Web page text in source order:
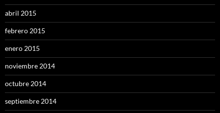
abril 2015
febrero 2015
enero 2015
noviembre 2014
octubre 2014
septiembre 2014